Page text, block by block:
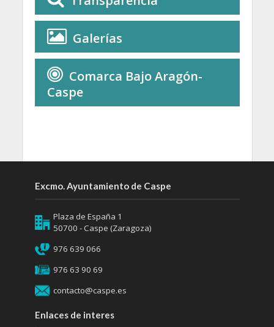
Galerías
Comarca Bajo Aragón-
Caspe
Excmo. Ayuntamiento de Caspe
Plaza de España 1
50700 - Caspe (Zaragoza)
976 639 066
976 63 90 69
contacto@caspe.es
Enlaces de interes